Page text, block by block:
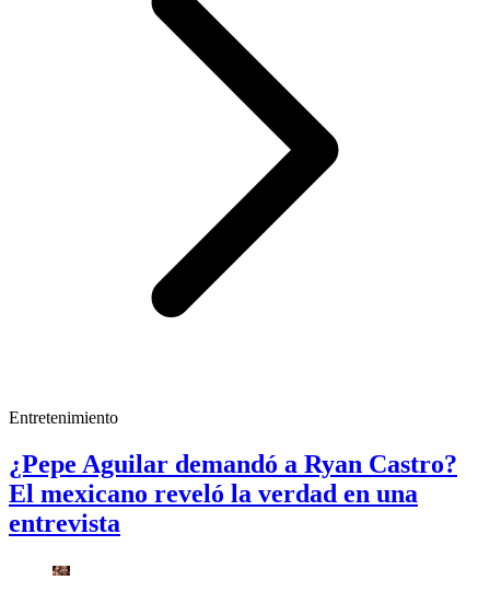
Entretenimiento
¿Pepe Aguilar demandó a Ryan Castro?
El mexicano reveló la verdad en una
entrevista